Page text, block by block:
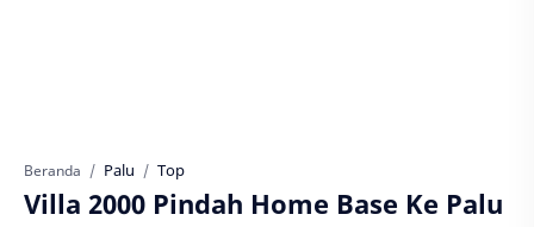
Beranda Palu Top
Villa 2000 Pindah Home Base Ke Palu